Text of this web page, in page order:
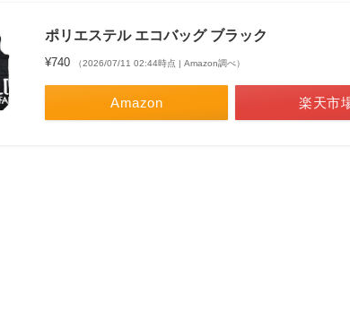
ポリエステル エコバッグ ブラック
¥740 （2026/07/11 02:44時点 | Amazon調べ）
Amazon 楽天市